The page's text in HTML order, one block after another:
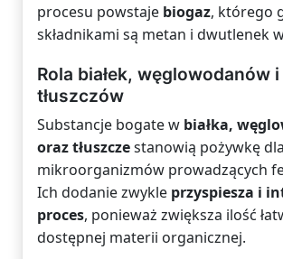
procesu powstaje biogaz, którego
składnikami są metan i dwutlenek
Rola białek, węglowodanów i
tłuszczów
Substancje bogate w białka,
oraz tłuszczestanowią pożywkę dla
mikroorganizmów prowadzących
Ich dodanie zwykle przyspiesza i
proces, ponieważ zwiększa ilość
dostępnej materii organicznej.